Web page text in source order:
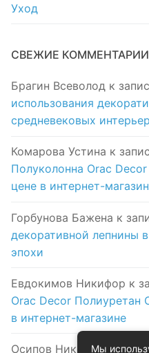
Уход
СВЕЖИЕ КОММЕНТАРИИ
Брагин Всеволод к
использования
средневековых
Комарова Устина к
Полуколонна Orac
цене в интернет-
Горбунова Бажена к
декоративной лепнины
эпохи
Евдокимов Никифор к
Orac Decor Полиуретан
в интернет-магазине
Осипов Николак
Мы